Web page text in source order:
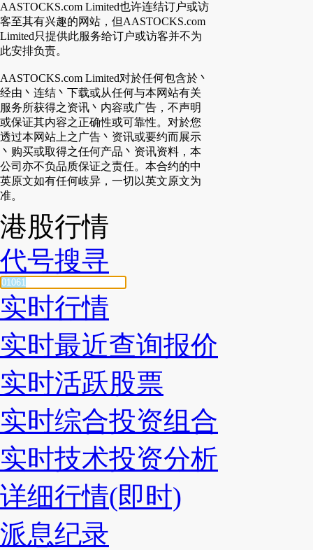
AASTOCKS.com Limited也许连结订户或访
客至其有兴趣的网站，但AASTOCKS.com
Limited只提供此服务给订户或访客并不为
此安排负责。
AASTOCKS.com Limited对於任何包含於丶
经由丶连结丶下载或从任何与本网站有关
服务所获得之资讯丶内容或广告，不声明
或保证其内容之正确性或可靠性。对於您
透过本网站上之广告丶资讯或要约而展示
丶购买或取得之任何产品丶资讯资料，本
公司亦不负品质保证之责任。本合约的中
英原文如有任何岐异，一切以英文原文为
准。
港股行情
代号搜寻
实时行情
实时最近查询报价
实时活跃股票
实时综合投资组合
实时技术投资分析
详细行情(即时)
派息纪录